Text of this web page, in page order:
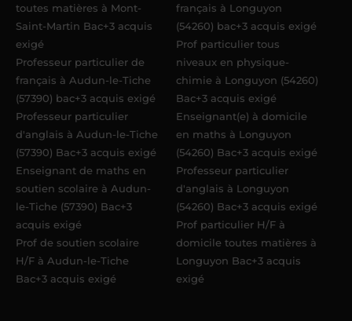
toutes matières à Mont-
Saint-Martin Bac+3 acquis
exigé
Professeur particulier de
français à Audun-le-Tiche
(57390) bac+3 acquis exigé
Professeur particulier
d'anglais à Audun-le-Tiche
(57390) Bac+3 acquis exigé
Enseignant de maths en
soutien scolaire à Audun-
le-Tiche (57390) Bac+3
acquis exigé
Prof de soutien scolaire
H/F à Audun-le-Tiche
Bac+3 acquis exigé
français à Longuyon
(54260) bac+3 acquis exigé
Prof particulier tous
niveaux en physique-
chimie à Longuyon (54260)
Bac+3 acquis exigé
Enseignant(e) à domicile
en maths à Longuyon
(54260) Bac+3 acquis exigé
Professeur particulier
d'anglais à Longuyon
(54260) Bac+3 acquis exigé
Prof particulier H/F à
domicile toutes matières à
Longuyon Bac+3 acquis
exigé